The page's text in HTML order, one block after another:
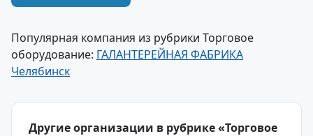
Популярная компания из рубрики Торговое
оборудование: ГАЛАНТЕРЕЙНАЯ ФАБРИКА
Челябинск
Другие организации в рубрике «Торговое